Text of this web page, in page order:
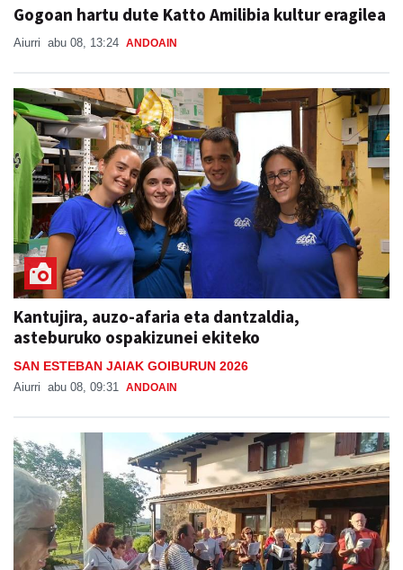
Gogoan hartu dute Katto Amilibia kultur eragilea
Aiurri abu 08, 13:24 ANDOAIN
Kantujira, auzo-afaria eta dantzaldia,
asteburuko ospakizunei ekiteko
SAN ESTEBAN JAIAK GOIBURUN 2026
Aiurri abu 08, 09:31 ANDOAIN